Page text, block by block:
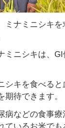
ミナミニシキ
ミニシキは、
シキを食べる
期待できます。
病などの食事